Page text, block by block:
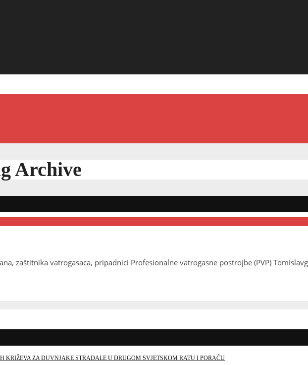
Archive
zaštitnika vatrogasaca, pripadnici Profesionalne vatrogasne postrojbe (PVP)
KRIŽEVA ZA DUVNJAKE STRADALE U DRUGOM SVJETSKOM RATU I PORAĆU